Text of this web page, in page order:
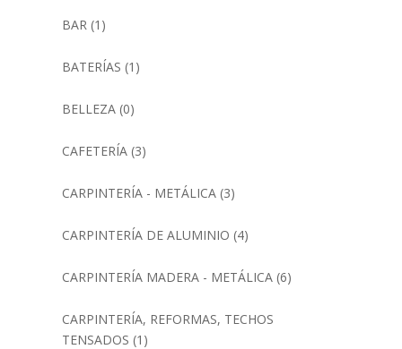
BAR(1)
BATERÍAS (1)
BELLEZA(0)
CAFETERÍA(3)
CARPINTERÍA - METÁLICA(3)
CARPINTERÍA DE ALUMINIO (4)
CARPINTERÍA MADERA - METÁLICA(6)
CARPINTERÍA, REFORMAS, TECHOS
TENSADOS (1)